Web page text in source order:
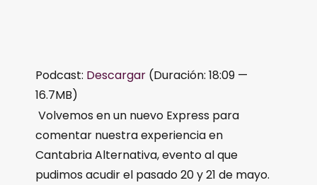
Podcast: Descargar (Duración: 18:09 —
16.7MB)
Volvemos en un nuevo Express para
comentar nuestra experiencia en
Cantabria Alternativa, evento al que
pudimos acudir el pasado 20 y 21 de mayo.